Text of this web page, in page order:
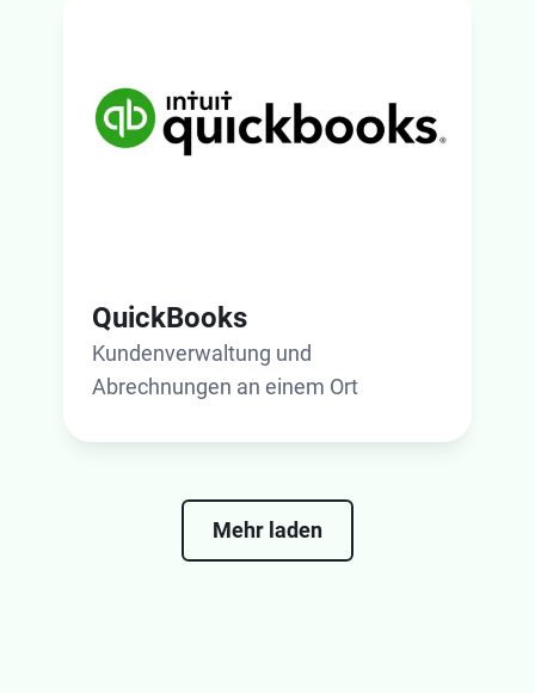
QuickBooks
Kundenverwaltung und
Abrechnungen an einem Ort
Mehr laden